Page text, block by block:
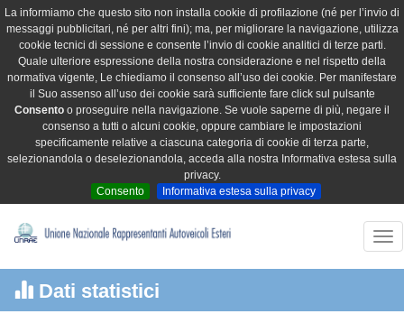
La informiamo che questo sito non installa cookie di profilazione (né per l’invio di
messaggi pubblicitari, né per altri fini); ma, per migliorare la navigazione, utilizza
cookie tecnici di sessione e consente l’invio di cookie analitici di terze parti.
Quale ulteriore espressione della nostra considerazione e nel rispetto della
normativa vigente, Le chiediamo il consenso all’uso dei cookie. Per manifestare
il Suo assenso all’uso dei cookie sarà sufficiente fare click sul pulsante
Consento o proseguire nella navigazione. Se vuole saperne di più, negare il
consenso a tutti o alcuni cookie, oppure cambiare le impostazioni
specificamente relative a ciascuna categoria di cookie di terza parte,
selezionandola o deselezionandola, acceda alla nostra Informativa estesa sulla
privacy.
Consento
Informativa estesa sulla privacy
Dati statistici